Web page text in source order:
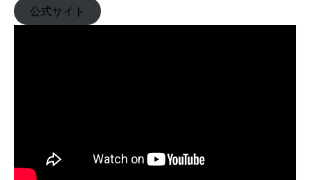
公式サイト